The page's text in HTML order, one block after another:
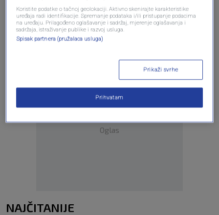
Oglas
Oglas
NAJČITANIJE
Koristite podatke o tačnoj geolokaciji. Aktivno skenirajte karakteristike
uređaja radi identifikacije. Spremanje podataka i/ili pristupanje podacima
na uređaju. Prilagođeno oglašavanje i sadržaj, mjerenje oglašavanja i
sadržaja, istraživanje publike i razvoj usluga.
Spisak partnera (pružalaca usluga)
Prikaži svrhe
Prihvatam